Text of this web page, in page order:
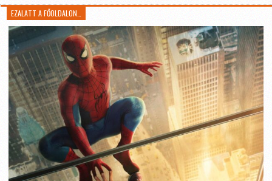
EZALATT A FŐOLDALON…